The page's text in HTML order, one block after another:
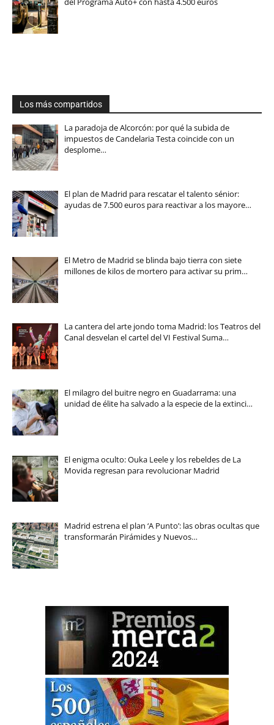
Los más compartidos
La paradoja de Alcorcón: por qué la subida de
impuestos de Candelaria Testa coincide con un
desplome…
El plan de Madrid para rescatar el talento sénior:
ayudas de 7.500 euros para reactivar a los mayore…
El Metro de Madrid se blinda bajo tierra con siete
millones de kilos de mortero para activar su prim…
La cantera del arte jondo toma Madrid: los Teatros del
Canal desvelan el cartel del VI Festival Suma…
El milagro del buitre negro en Guadarrama: una
unidad de élite ha salvado a la especie de la extinci…
El enigma oculto: Ouka Leele y los rebeldes de La
Movida regresan para revolucionar Madrid
Madrid estrena el plan ‘A Punto’: las obras ocultas que
transformarán Pirámides y Nuevos…